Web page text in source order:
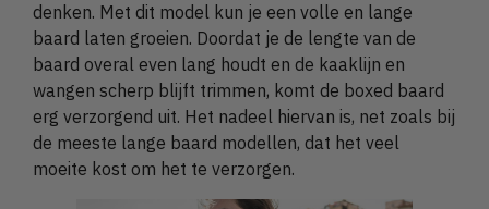
denken. Met dit model kun je een volle en lange
baard laten groeien. Doordat je de lengte van de
baard overal even lang houdt en de kaaklijn en
wangen scherp blijft trimmen, komt de boxed baard
erg verzorgend uit. Het nadeel hiervan is, net zoals bij
de meeste lange baard modellen, dat het veel
moeite kost om het te verzorgen.